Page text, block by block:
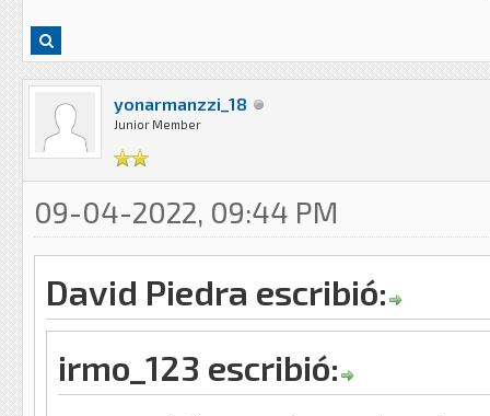
yonarmanzzi_18
Junior Member
09-04-2022, 09:44 PM
David Piedra escribió:
irmo_123 escribió: